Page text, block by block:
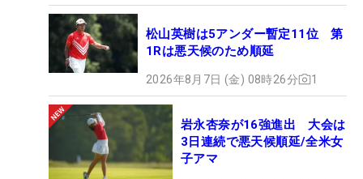
松山英樹は5アンダー暫定11位 第
1Rは悪天候のため順延
2026年8月7日 (金) 08時26分 1
岩永杏奈が16強進出 大会は
3日連続で悪天候順延/全米女
子アマ